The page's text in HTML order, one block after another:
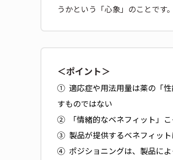
うかという「心象」のことです。
＜ポイント＞
① 適応症や用法用量は薬の「性
すものではない
② 「情緒的なベネフィット」こ
③ 製品が提供するベネフィット
④ ポジショニングは、製品によ